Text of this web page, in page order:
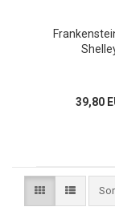
39,80